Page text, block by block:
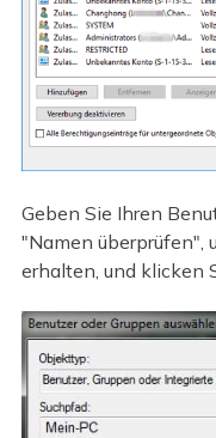
Geben Sie Ihren
"Namen überprüfen",
erhalten, und klicken